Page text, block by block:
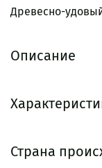
Древесно-
Описание
Страна